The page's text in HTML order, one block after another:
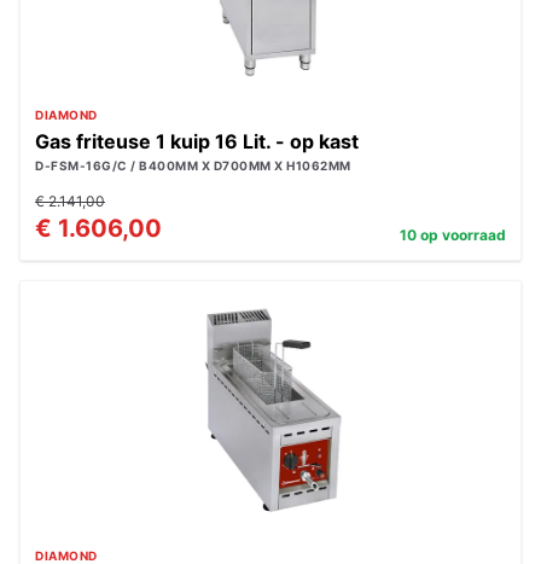
DIAMOND
Gas friteuse 1 kuip 16 Lit. - op kast
D-FSM-16G/C / B400MM X D700MM X H1062MM
€ 2.141,00
€ 1.606,00 10 op voorraad
DIAMOND